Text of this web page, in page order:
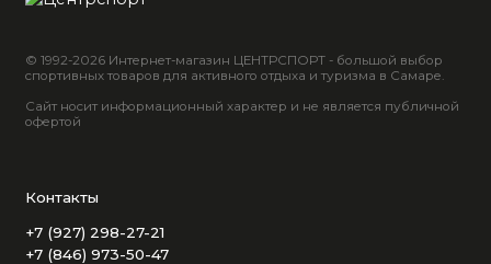
© 1992-2026 Интернет-магазин ЦЕНТРСПОРТ - большой выбор
спортивных товаров для активного отдыха и туризма в Самаре.
Сайт носит информационный характер и не является публичной
офертой
Контакты
+7 (927) 298-27-21
+7 (846) 973-50-47